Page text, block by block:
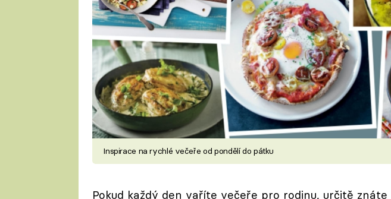
Inspirace na rychlé večeře od pondělí do pátku
Pokud každý den vaříte večeře pro rodinu, určitě